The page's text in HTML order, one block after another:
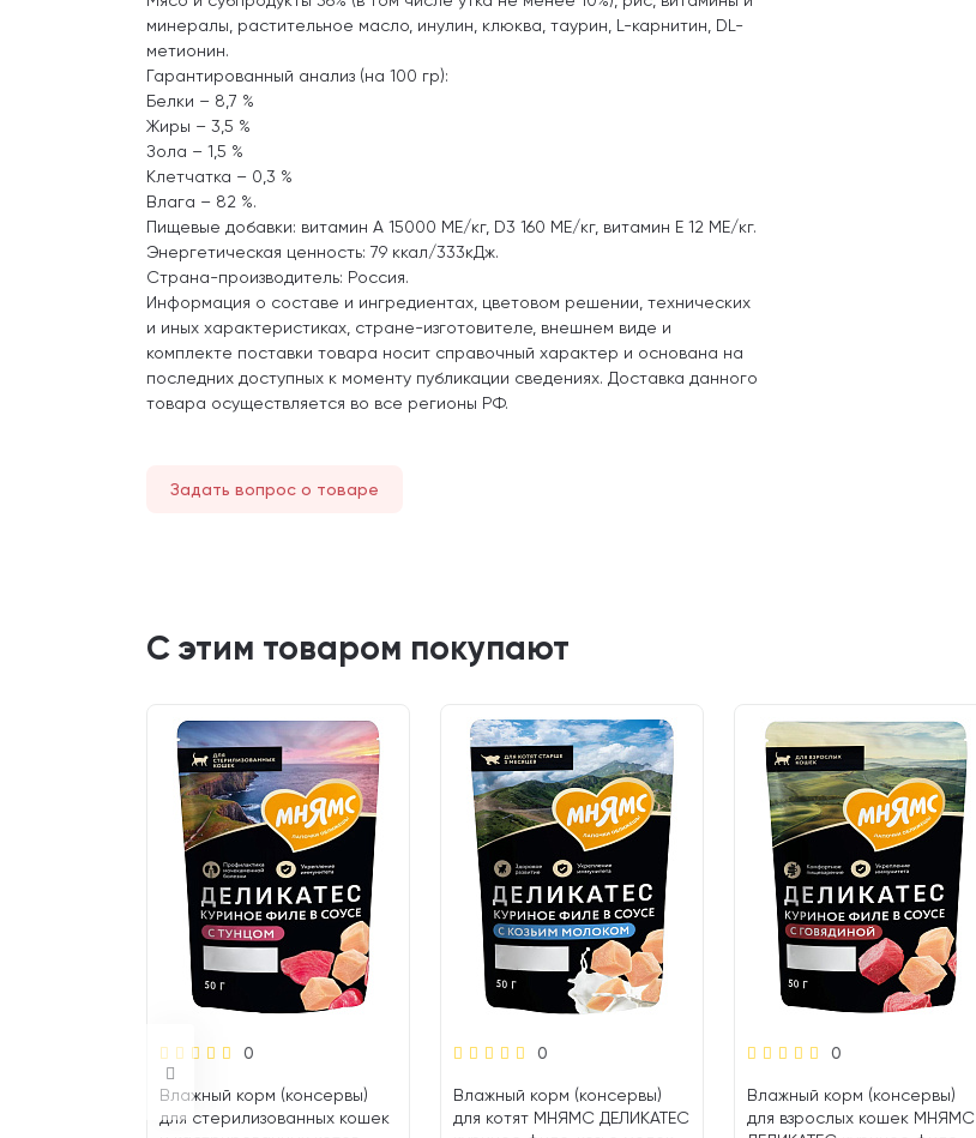
минералы, растительное масло, инулин, клюква, таурин, L-карнитин, DL-
метионин.
Гарантированный анализ (на 100 гр):
Белки – 8,7 %
Жиры – 3,5 %
Зола – 1,5 %
Клетчатка – 0,3 %
Влага – 82 %.
Пищевые добавки: витамин А 15000 МЕ/кг, D3 160 МЕ/кг, витамин Е 12 МЕ/кг.
Энергетическая ценность: 79 ккал/333кДж.
Страна-производитель: Россия.
Информация о составе и ингредиентах, цветовом решении, технических
и иных характеристиках, стране-изготовителе, внешнем виде и
комплекте поставки товара носит справочный характер и основана на
последних доступных к моменту публикации сведениях. Доставка данного
товара осуществляется во все регионы РФ.
Задать вопрос о товаре
С этим товаром покупают
0
Влажный корм (консервы)
для стерилизованных кошек
0
Влажный корм (консервы)
для котят МНЯМС ДЕЛИКАТЕС
0
Влажный корм (консервы)
для взрослых кошек МНЯМС